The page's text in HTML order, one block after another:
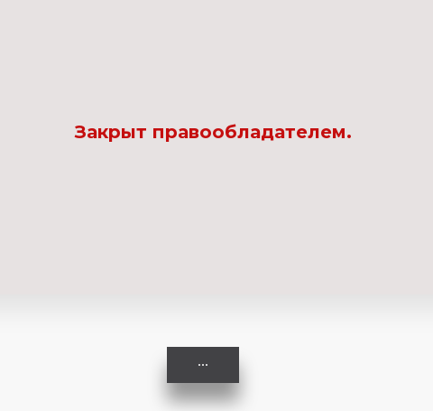
Закрыт правообладателем.